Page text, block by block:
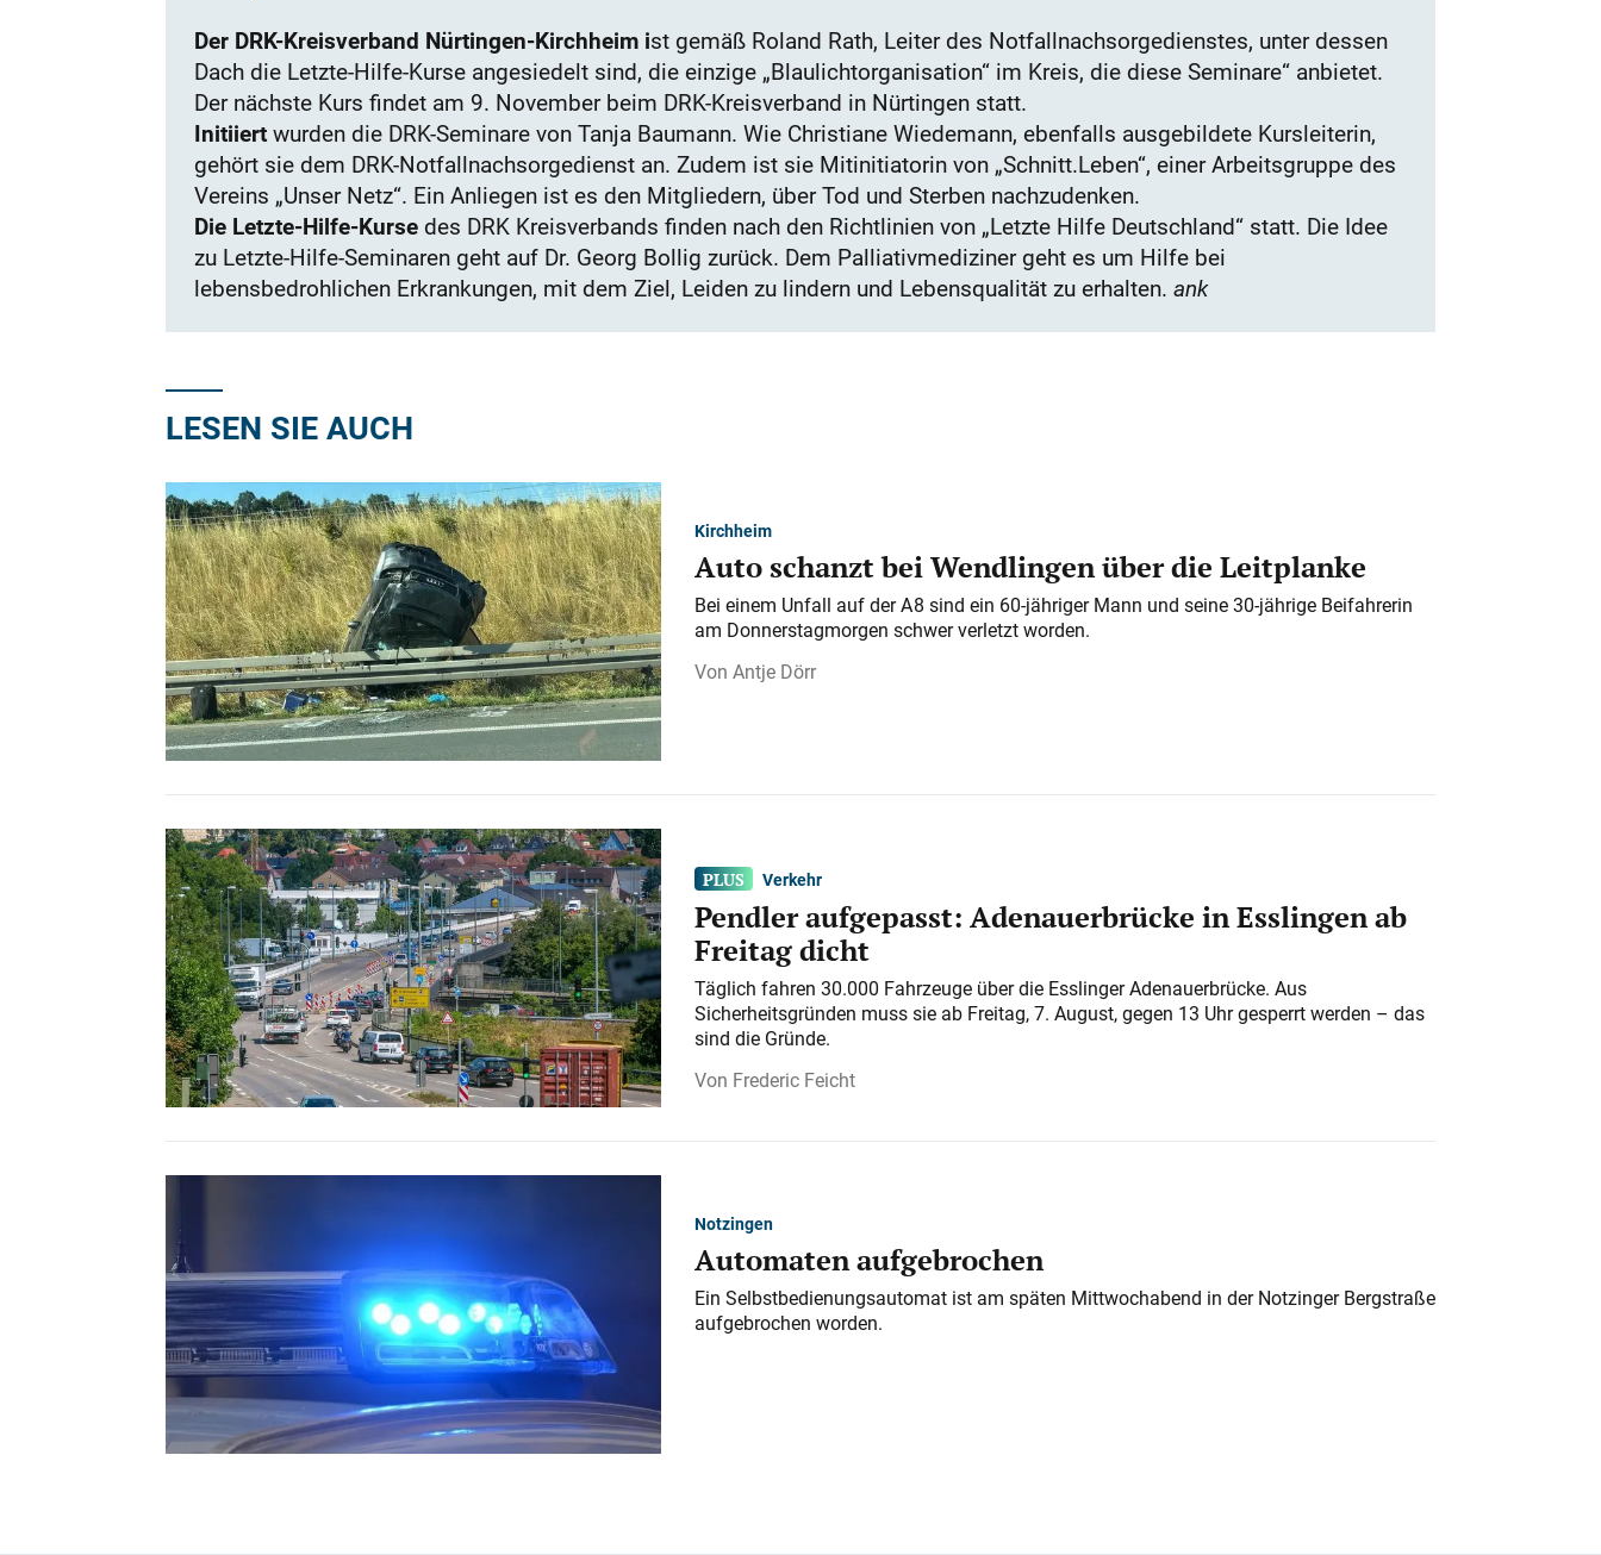
Der DRK-Kreisverband Nürtingen-Kirchheim ist gemäß Roland Rath, Leiter des Notfallnachsorgedienstes, unter dessen
Dach die Letzte-Hilfe-Kurse angesiedelt sind, die einzige „Blaulichtorganisation“ im Kreis, die diese Seminare“ anbietet.
Der nächste Kurs findet am 9. November beim DRK-Kreisverband in Nürtingen statt.
Initiiertwurden die DRK-Seminare von Tanja Baumann. Wie Christiane Wiedemann, ebenfalls ausgebildete Kursleiterin,
gehört sie dem DRK-Notfallnachsorgedienst an. Zudem ist sie Mitinitiatorin von „Schnitt.Leben“, einer Arbeitsgruppe des
Vereins „Unser Netz“. Ein Anliegen ist es den Mitgliedern, über Tod und Sterben nachzudenken.
Die Letzte-Hilfe-Kursedes DRK Kreisverbands finden nach den Richtlinien von „Letzte Hilfe Deutschland“ statt. Die Idee
zu Letzte-Hilfe-Seminaren geht auf Dr. Georg Bollig zurück. Dem Palliativmediziner geht es um Hilfe bei
lebensbedrohlichen Erkrankungen, mit dem Ziel, Leiden zu lindern und Lebensqualität zu erhalten. ank
LESEN SIE AUCH
Kirchheim
Auto schanzt bei Wendlingen über die Leitplanke
Bei einem Unfall auf der A 8 sind ein 60-jähriger Mann und seine 30-jährige Beifahrerin
am Donnerstagmorgen schwer verletzt worden.
Antje Dörr
Verkehr
Pendler aufgepasst: Adenauerbrücke in Esslingen ab
Freitag dicht
Täglich fahren 30.000 Fahrzeuge über die Esslinger Adenauerbrücke. Aus
Sicherheitsgründen muss sie ab Freitag, 7. August, gegen 13 Uhr gesperrt werden – das
sind die Gründe.
Frederic Feicht
Notzingen
Automaten aufgebrochen
Ein Selbstbedienungsautomat ist am späten Mittwochabend in der Notzinger Bergstraße
aufgebrochen worden.